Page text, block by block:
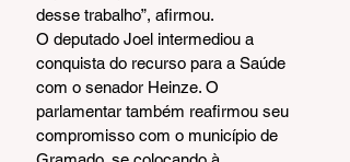
desse trabalho”, afirmou.
O deputado Joel intermediou a
conquista do recurso para a Saúde
com o senador Heinze. O
parlamentar também reafirmou seu
compromisso com o município de